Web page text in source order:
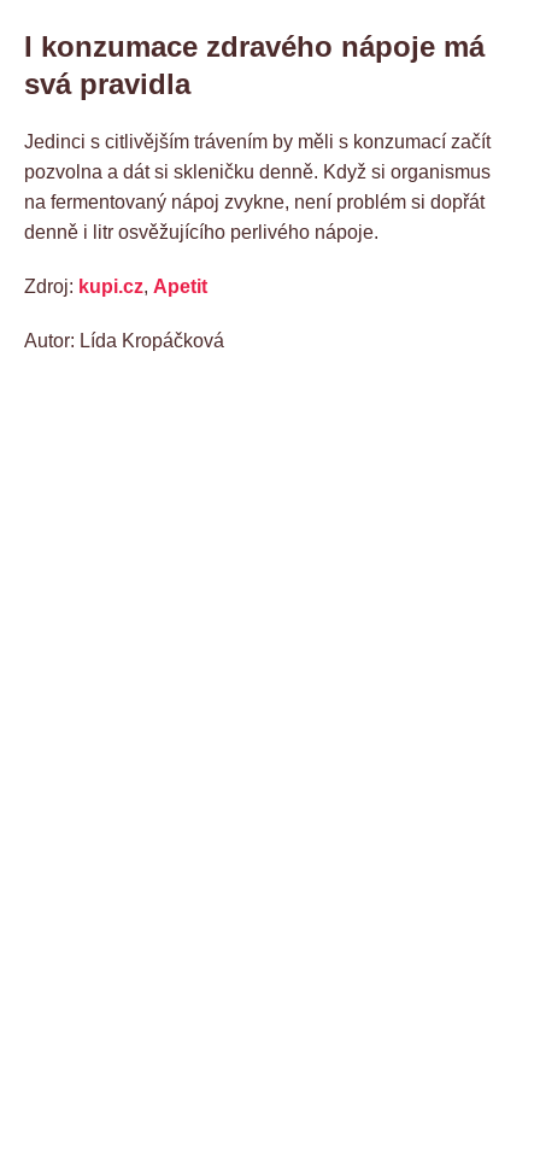
I konzumace zdravého nápoje má
svá pravidla
Jedinci s citlivějším trávením by měli s konzumací začít
pozvolna a dát si skleničku denně. Když si organismus
na fermentovaný nápoj zvykne, není problém si dopřát
denně i litr osvěžujícího perlivého nápoje.
Zdroj: kupi.cz, Apetit
Autor: Lída Kropáčková